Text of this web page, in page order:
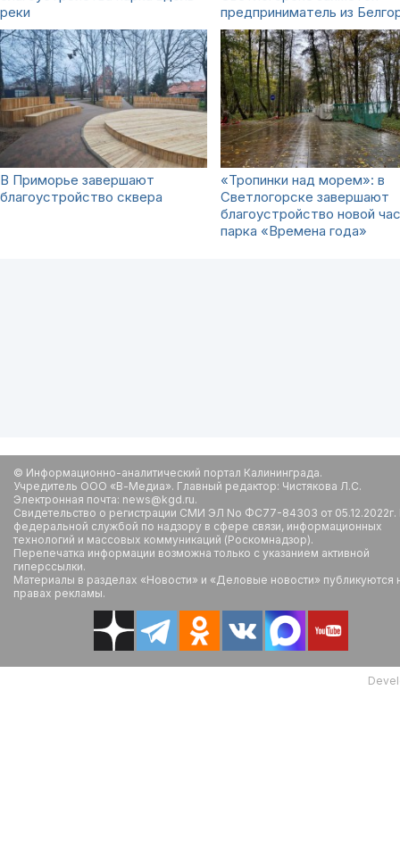
реки
предприниматель из
В Приморье завершают
благоустройство сквера
«Тропинки над морем»: в
Светлогорске завершают
благоустройство новой
парка «Времена года»
© Информационно-аналитический портал Калининграда.
Учредитель ООО «В-Медиа». Главный редактор: Чистякова Л.С.
Электронная почта: news@kgd.ru.
Свидетельство о регистрации СМИ ЭЛ No ФС77-84303 от
федеральной службой по надзору в сфере связи, информационных
технологий и массовых коммуникаций (Роскомнадзор).
Перепечатка информации возможна только с указанием активной
гиперссылки.
Материалы в разделах «Новости» и «Деловые новости» публикуются
правах рекламы.